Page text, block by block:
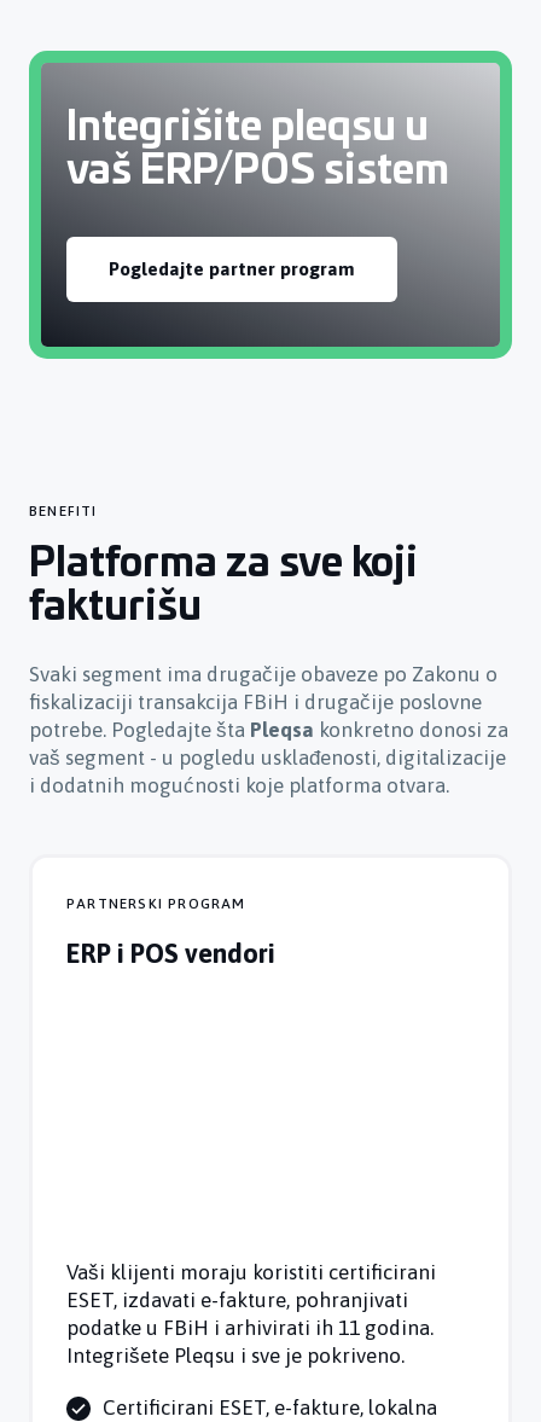
Integrišite pleqsu u
vaš ERP/POS sistem
Pogledajte partner program
BENEFITI
Platforma za sve koji
fakturišu
Svaki segment ima drugačije obaveze po Zakonu o
fiskalizaciji transakcija FBiH i drugačije poslovne
potrebe. Pogledajte šta Pleqsa konkretno donosi za
vaš segment - u pogledu usklađenosti, digitalizacije
i dodatnih mogućnosti koje platforma otvara.
PARTNERSKI PROGRAM
ERP i POS vendori
Vaši klijenti moraju koristiti certificirani
ESET, izdavati e-fakture, pohranjivati
podatke u FBiH i arhivirati ih 11 godina.
Integrišete Pleqsu i sve je pokriveno.
Certificirani ESET, e-fakture, lokalna